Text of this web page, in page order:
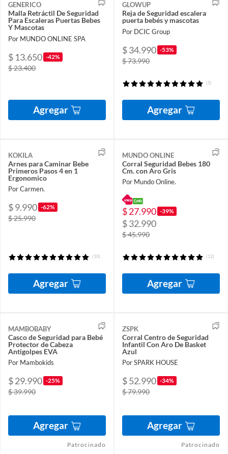
GENERICO
Malla Retráctil De Seguridad
Para Escaleras Puertas Bebes
Y Mascotas
Por MUNDO ONLINE SPA
$ 13.650 -42%
$ 23.400
Agregar
GLOWUP
Reja de Seguridad escalera
puerta bebés y mascotas
Por DCIC Group
$ 34.990 -53%
$ 73.990
(5)
Agregar
KOKILA
Arnes para Caminar Bebe
Primeros Pasos 4 en 1
Ergonomico
Por Carmen.
$ 9.990 -62%
$ 25.990
(10)
Agregar
MUNDO ONLINE
Corral Seguridad Bebes 180
Cm. con Aro Gris
Por Mundo Online.
$ 27.990 -39%
$ 32.990
$ 45.990
(12)
Agregar
MAMBOBABY
Casco de Seguridad para Bebé
Protector de Cabeza
Antigolpes EVA
Por Mambokids
$ 29.990 -25%
$ 39.990
Agregar
Patrocinado
ZSPK
Corral Centro de Seguridad
Infantil Con Aro De Basket
Azul
Por SPARK HOUSE
$ 52.990 -34%
$ 79.990
Agregar
Patrocinado